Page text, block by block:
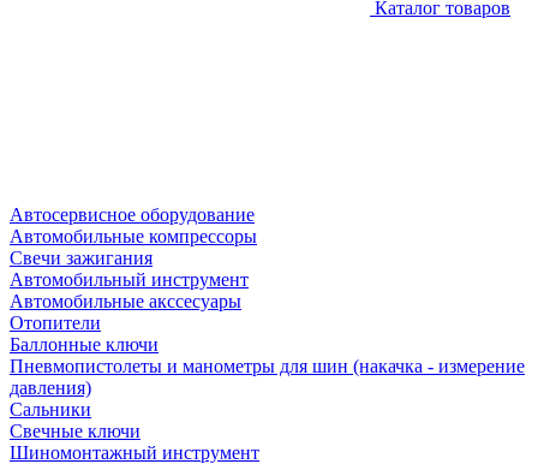
Каталог товаров
Автосервисное оборудование
Автомобильные компрессоры
Свечи зажигания
Автомобильный инструмент
Автомобильные акссесуары
Отопители
Баллонные ключи
Пневмопистолеты и манометры для шин (накачка - измерение
давления)
Сальники
Свечные ключи
Шиномонтажный инструмент